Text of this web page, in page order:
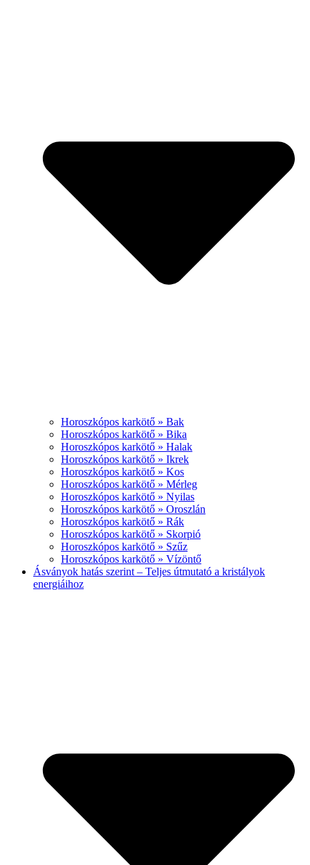
Horoszkópos karkötő » Bak
Horoszkópos karkötő » Bika
Horoszkópos karkötő » Halak
Horoszkópos karkötő » Ikrek
Horoszkópos karkötő » Kos
Horoszkópos karkötő » Mérleg
Horoszkópos karkötő » Nyilas
Horoszkópos karkötő » Oroszlán
Horoszkópos karkötő » Rák
Horoszkópos karkötő » Skorpió
Horoszkópos karkötő » Szűz
Horoszkópos karkötő » Vízöntő
Ásványok hatás szerint – Teljes útmutató a kristályok
energiáihoz